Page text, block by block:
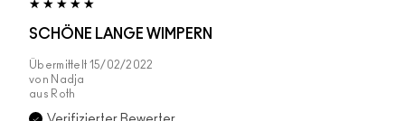
SCHÖNE LANGE WIMPERN
Übermittelt 15/02/2022
von Nadja
aus Roth